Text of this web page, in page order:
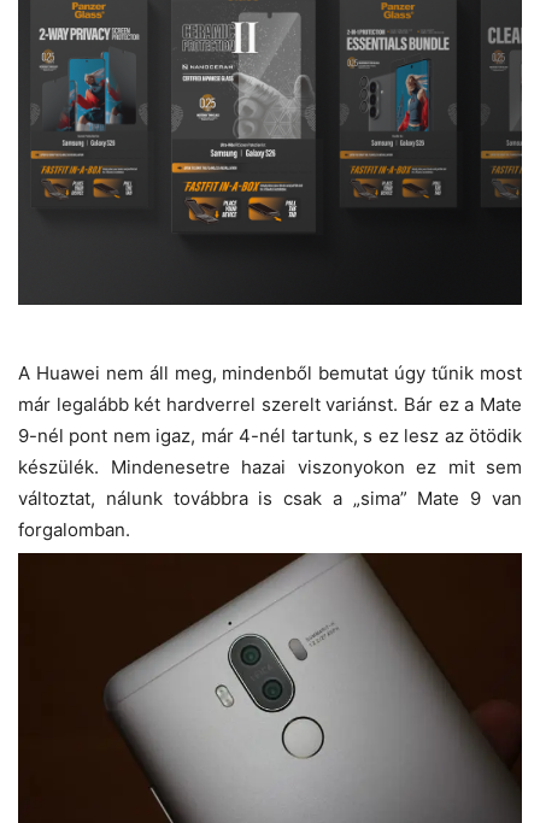
A Huawei nem áll meg, mindenből bemutat úgy tűnik most
már legalább két hardverrel szerelt variánst. Bár ez a Mate
9-nél pont nem igaz, már 4-nél tartunk, s ez lesz az ötödik
készülék. Mindenesetre hazai viszonyokon ez mit sem
változtat, nálunk továbbra is csak a „sima” Mate 9 van
forgalomban.